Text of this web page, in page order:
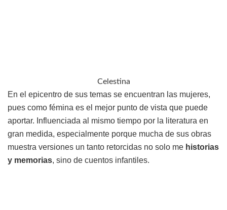
Celestina
En el epicentro de sus temas se encuentran las mujeres,
pues como fémina es el mejor punto de vista que puede
aportar. Influenciada al mismo tiempo por la literatura en
gran medida, especialmente porque mucha de sus obras
muestra versiones un tanto retorcidas no solo me historias
y memorias, sino de cuentos infantiles.